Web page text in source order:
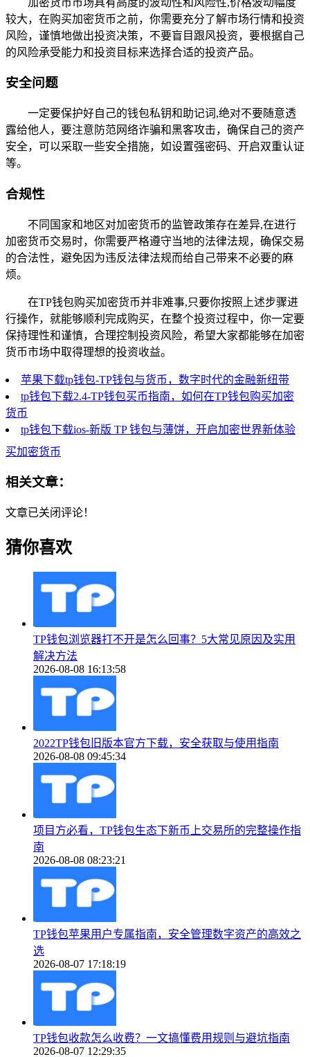
较大，在购买加密货币之前，你需要充分了解市场行情和投资
风险，谨慎地做出投资决策，不要盲目跟风投资，要根据自己
的风险承受能力和投资目标来选择合适的投资产品。
安全问题
一定要保护好自己的钱包私钥和助记词,绝对不要随意透
露给他人，要注意防范网络诈骗和黑客攻击，确保自己的资产
安全，可以采取一些安全措施，如设置强密码、开启双重认证
等。
合规性
不同国家和地区对加密货币的监管政策存在差异,在进行
加密货币交易时，你需要严格遵守当地的法律法规，确保交易
的合法性，避免因为违反法律法规而给自己带来不必要的麻
烦。
在TP钱包购买加密货币并非难事,只要你按照上述步骤进
行操作，就能够顺利完成购买，在整个投资过程中，你一定要
保持理性和谨慎，合理控制投资风险，希望大家都能够在加密
货币市场中取得理想的投资收益。
苹果下载tp钱包-TP钱包与货币，数字时代的金融新纽带
tp钱包下载2.4-TP钱包买币指南，如何在TP钱包购买加密
货币
tp钱包下载ios-新版 TP 钱包与薄饼，开启加密世界新体验
买加密货币
相关文章：
文章已关闭评论！
猜你喜欢
TP钱包浏览器打不开是怎么回事？5大常见原因及实用
解决方法
2026-08-08 16:13:58
2022TP钱包旧版本官方下载，安全获取与使用指南
2026-08-08 09:45:34
项目方必看，TP钱包生态下新币上交易所的完整操作指
南
2026-08-08 08:23:21
TP钱包苹果用户专属指南，安全管理数字资产的高效之
选
2026-08-07 17:18:19
TP钱包收款怎么收费？一文搞懂费用规则与避坑指南
2026-08-07 12:29:35